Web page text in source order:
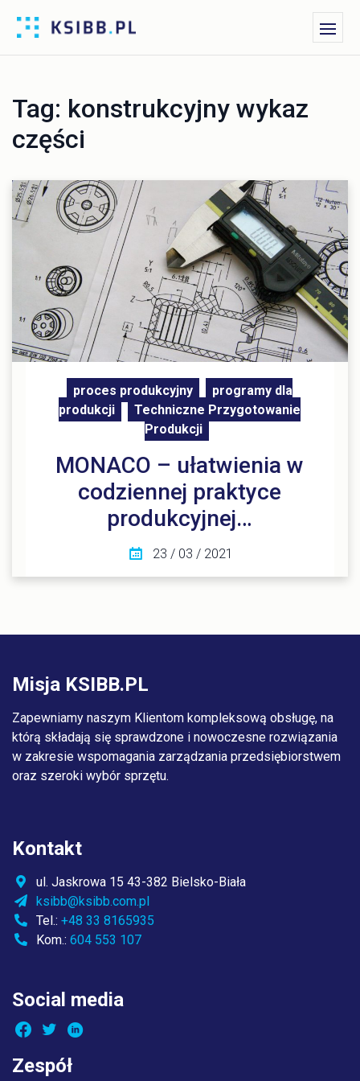
Tag: konstrukcyjny wykaz
części
proces produkcyjny
programy dla
produkcji
Techniczne Przygotowanie
Produkcji
MONACO – ułatwienia w
codziennej praktyce
produkcyjnej…
23 / 03 / 2021
Misja KSIBB.PL
Zapewniamy naszym Klientom kompleksową obsługę, na
którą składają się sprawdzone i nowoczesne rozwiązania
w zakresie wspomagania zarządzania przedsiębiorstwem
oraz szeroki wybór sprzętu.
Zespół
Kontakt
ul. Jaskrowa 15 43-382 Bielsko-Biała
ksibb@ksibb.com.pl
Tel.:+48 33 8165935
Kom.:604 553 107
Social media